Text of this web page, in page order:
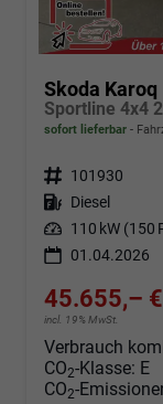
Skoda Karoq
sofort lieferbar
Fahrzeugnr. 101930
Kraftstoff Diesel
Leistung 110 kW (150
01.04.2026
45.655,– €
incl. 19% MwSt.
Verbrauch
CO2-Klasse: E
CO2-